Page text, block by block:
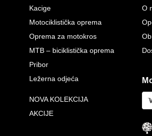
Kacige
Motociklistička oprema
Oprema za motokros
MTB – biciklistička oprema
Pribor
Ležerna odjeća
NOVA KOLEKCIJA
AKCIJE
O